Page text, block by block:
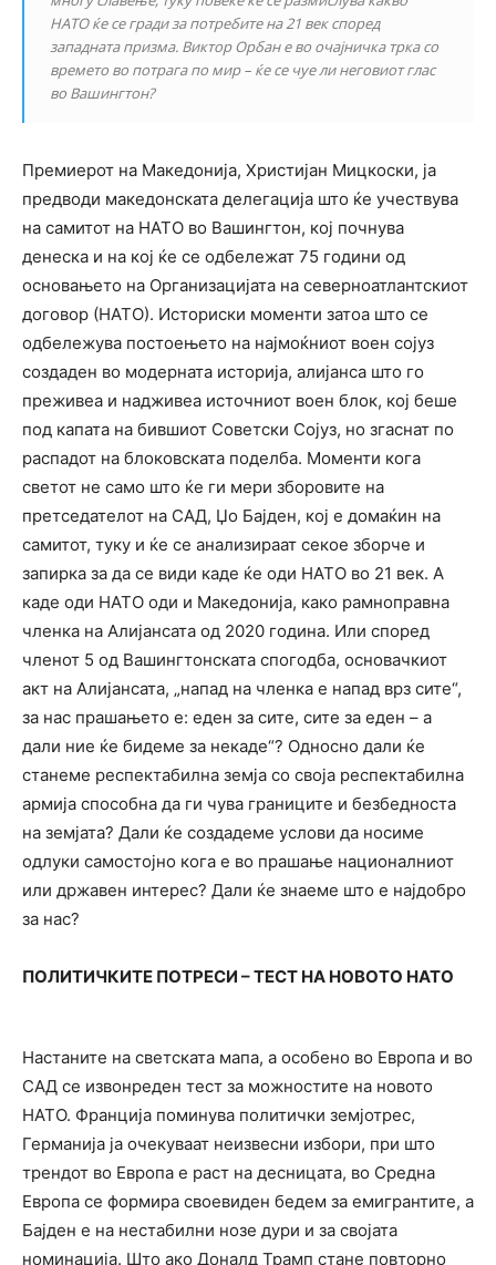
НАТО ќе се гради за потребите на 21 век според
западната призма. Виктор Орбан е во очајничка трка со
времето во потрага по мир – ќе се чуе ли неговиот глас
во Вашингтон?
Премиерот на Македонија, Христијан Мицкоски, ја
предводи македонската делегација што ќе учествува
на самитот на НАТО во Вашингтон, кој почнува
денеска и на кој ќе се одбележат 75 години од
основањето на Организацијата на северноатлантскиот
договор (НАТО). Историски моменти затоа што се
одбележува постоењето на најмоќниот воен сојуз
создаден во модерната историја, алијанса што го
преживеа и надживеа источниот воен блок, кој беше
под капата на бившиот Советски Сојуз, но згаснат по
распадот на блоковската поделба. Моменти кога
светот не само што ќе ги мери зборовите на
претседателот на САД, Џо Бајден, кој е домаќин на
самитот, туку и ќе се анализираат секое зборче и
запирка за да се види каде ќе оди НАТО во 21 век. А
каде оди НАТО оди и Македонија, како рамноправна
членка на Алијансата од 2020 година. Или според
членот 5 од Вашингтонската спогодба, основачкиот
акт на Алијансата, „напад на членка е напад врз сите“,
за нас прашањето е: еден за сите, сите за еден – а
дали ние ќе бидеме за некаде“? Односно дали ќе
станеме респектабилна земја со своја респектабилна
армија способна да ги чува границите и безбедноста
на земјата? Дали ќе создадеме услови да носиме
одлуки самостојно кога е во прашање националниот
или државен интерес? Дали ќе знаеме што е најдобро
за нас?
ПОЛИТИЧКИТЕ ПОТРЕСИ – ТЕСТ НА НОВОТО НАТО
Настаните на светската мапа, а особено во Европа и во
САД се извонреден тест за можностите на новото
НАТО. Франција поминува политички земјотрес,
Германија ја очекуваат неизвесни избори, при што
трендот во Европа е раст на десницата, во Средна
Европа се формира своевиден бедем за емигрантите, а
Бајден е на нестабилни нозе дури и за својата
номинација. Што ако Доналд Трамп стане повторно